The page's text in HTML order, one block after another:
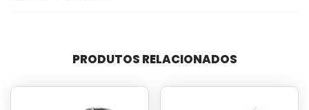
PRODUTOS RELACIONADOS